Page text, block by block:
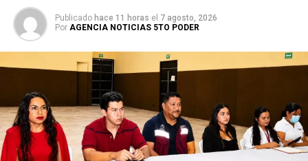
Publicado hace 11 horas el 7 agosto, 2026
Por AGENCIA NOTICIAS 5TO PODER